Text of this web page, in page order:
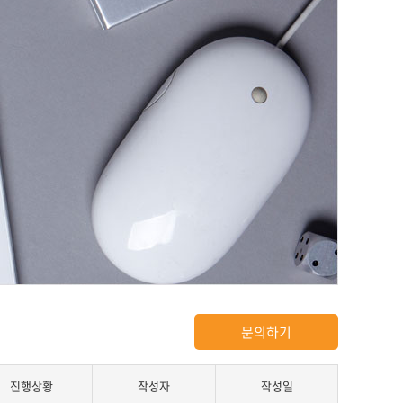
문의하기
진행상황 작성자 작성일